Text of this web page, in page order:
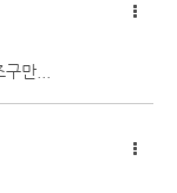
만...